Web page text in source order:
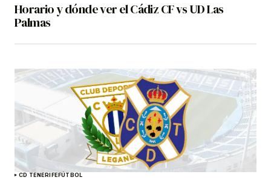
Horario y dónde ver el Cádiz CF vs UD Las
Palmas
CD TENERIFEFÚTBOL